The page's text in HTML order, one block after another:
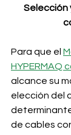
Selección
Para que el
HYPERMAQ
alcance su
elección del
de cables